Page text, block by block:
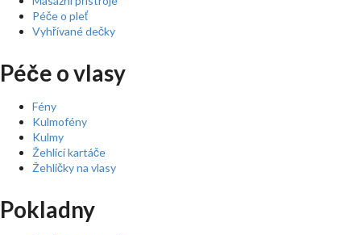
Péče o pleť
Vyhřívané dečky
Péče o vlasy
Fény
Kulmofény
Kulmy
Žehlící kartáče
Žehličky na vlasy
Pokladny